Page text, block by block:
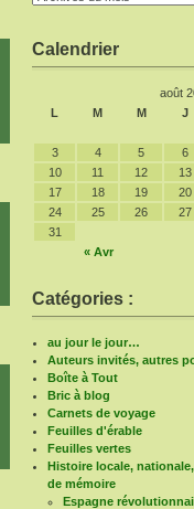
Calendrier
août
L
M M J
« Avr
3
4 5 6
10
11 12 13
17
18 19 20
24
25 26 27
31
Catégories :
au jour le jour…
Auteurs invités, autres
Boîte à Tout
Bric à blog
Carnets de voyage
Feuilles d'érable
Feuilles vertes
Histoire locale,
de mémoire
Espagne